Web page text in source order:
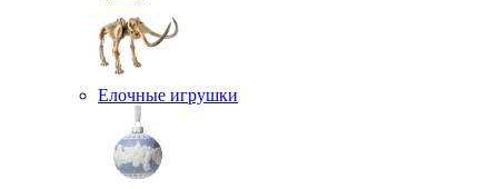
Елочные игрушки